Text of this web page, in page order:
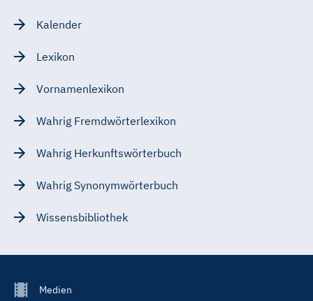
Kalender
Lexikon
Vornamenlexikon
Wahrig Fremdwörterlexikon
Wahrig Herkunftswörterbuch
Wahrig Synonymwörterbuch
Wissensbibliothek
FooterMedien